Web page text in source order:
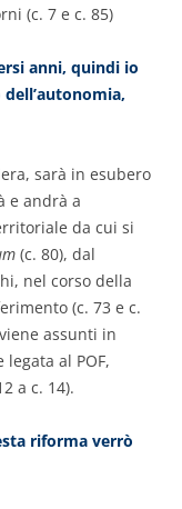
(c. 7 e c. 85)
anni, quindi io
sarà in esubero
e andrà a
da cui si
(c. 80), dal
nel corso della
(c. 73 e c.
assunti in
al POF,
a c. 14).
riforma verrò